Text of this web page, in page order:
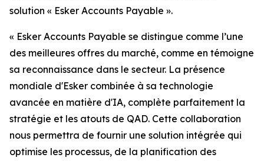
solution « Esker Accounts Payable ».
« Esker Accounts Payable se distingue comme l’une
des meilleures offres du marché, comme en témoigne
sa reconnaissance dans le secteur. La présence
mondiale d'Esker combinée à sa technologie
avancée en matière d'IA, complète parfaitement la
stratégie et les atouts de QAD. Cette collaboration
nous permettra de fournir une solution intégrée qui
optimise les processus, de la planification des